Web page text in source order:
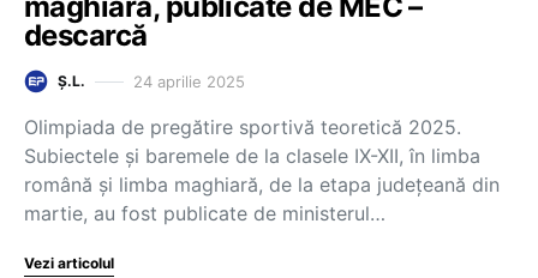
descarcă
Ș.L. 24 aprilie 2025
Olimpiada de pregătire sportivă teoretică 2025.
Subiectele și baremele de la clasele IX-XII, în limba
română și limba maghiară, de la etapa județeană din
martie, au fost publicate de ministerul…
Vezi articolul